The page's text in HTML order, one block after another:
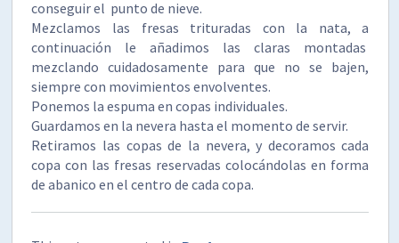
conseguir el punto de nieve.
Mezclamos las fresas trituradas con la nata, a
continuación le añadimos las claras montadas
mezclando cuidadosamente para que no se bajen,
siempre con movimientos envolventes.
Ponemos la espuma en copas individuales.
Guardamos en la nevera hasta el momento de servir.
Retiramos las copas de la nevera, y decoramos cada
copa con las fresas reservadas colocándolas en forma
de abanico en el centro de cada copa.